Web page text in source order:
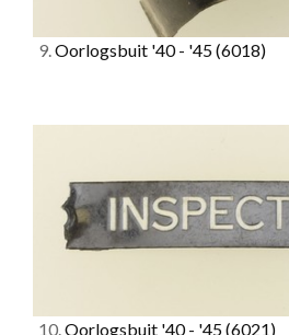
9.Oorlogsbuit '40 - '45(6018)
10.Oorlogsbuit '40 - '45(6021)